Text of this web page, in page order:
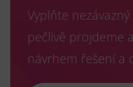
Vyplňte
pečlivě projdeme
návrhem řešení a